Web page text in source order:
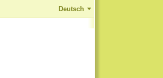
Deutsch